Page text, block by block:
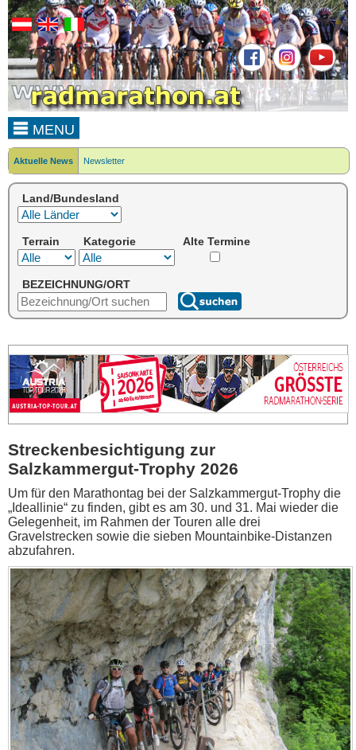
MENU
Aktuelle News Newsletter
Land/Bundesland
Terrain Kategorie Alte Termine
BEZEICHNUNG/ORT
Streckenbesichtigung zur
Salzkammergut-Trophy 2026
Um für den Marathontag bei der Salzkammergut-Trophy die
„Ideallinie“ zu finden, gibt es am 30. und 31. Mai wieder die
Gelegenheit, im Rahmen der Touren alle drei
Gravelstrecken sowie die sieben Mountainbike-Distanzen
abzufahren.